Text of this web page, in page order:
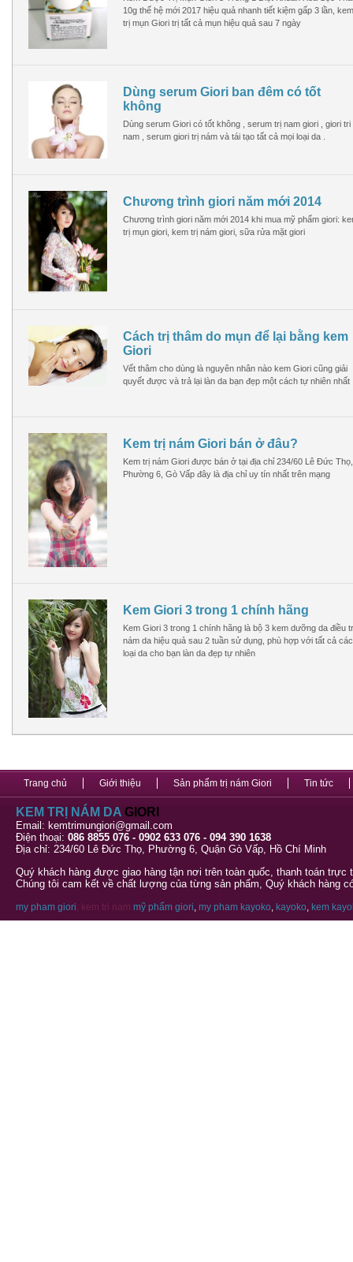
10g thế hệ mới 2017 hiệu quả nhanh tiết kiệm gấp 3 lần, kem
trị mụn Giori trị tất cả mụn hiệu quả sau 7 ngày
Dùng serum Giori ban đêm có tốt
không
Dùng serum Giori có tốt không , serum trị nam giori , giori tri
nam , serum giori trị nám và tái tạo tất cả mọi loại da .
Chương trình giori năm mới 2014
Chương trình giori năm mới 2014 khi mua mỹ phẩm giori:
trị mụn giori, kem trị nám giori, sữa rửa mặt giori
Cách trị thâm do mụn để lại bằng kem
Giori
Vết thâm cho dùng là nguyên nhân nào kem Giori cũng giải
quyết được và trả lại làn da bạn đẹp một cách tự nhiên nhất
Kem trị nám Giori bán ở đâu?
Kem trị nám Giori được bán ở tại địa chỉ 234/60 Lê Đức Thọ,
Phường 6, Gò Vấp đây là địa chỉ uy tín nhất trên mạng
Kem Giori 3 trong 1 chính hãng
Kem Giori 3 trong 1 chính hãng là bộ 3 kem dưỡng da điều
nám da hiệu quả sau 2 tuần sử dụng, phù hợp với tất cả các
loại da cho bạn làn da đẹp tự nhiên
Trang chủ Giới thiệu Sản phẩm trị nám Giori Tin tức
KEM TRỊ NÁM DA GIORI
Email: kemtrimungiori@gmail.com
Điện thoại: 086 8855 076 - 0902 633 076 - 094 390 1638
Địa chỉ: 234/60 Lê Đức Thọ, Phường 6, Quận Gò Vấp, Hồ Chí Minh
Quý khách hàng được giao hàng tận nơi trên toàn quốc, thanh toán
Chúng tôi cam kết về chất lượng của từng sản phẩm, Quý khách hàng
my pham giori, kem tri nam mỹ phẩm giori, my pham kayoko, kayoko, kem